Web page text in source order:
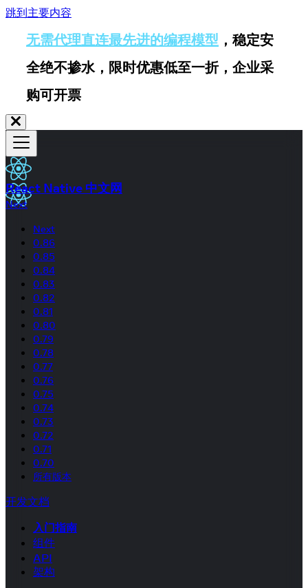
跳到主要内容
无需代理直连最先进的编程模型 ，稳定安
全绝不掺水，限时优惠低至一折，企业采
购可开票
React Native 中文网
Next
Next
0.86
0.85
0.84
0.83
0.82
0.81
0.80
0.79
0.78
0.77
0.76
0.75
0.74
0.73
0.72
0.71
0.70
所有版本
开发文档
入门指南
组件
API
架构